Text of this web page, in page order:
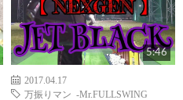
5:46
2017.04.17
万振りマン -Mr.FULLSWING